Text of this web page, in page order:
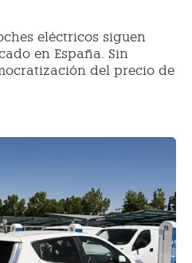
eléctricos siguen
en España. Sin
del precio de